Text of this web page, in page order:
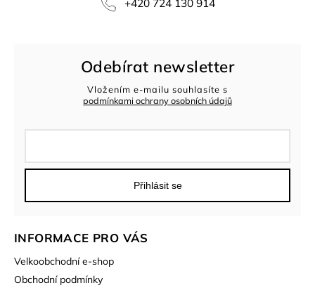
+420 724 130 914
INFORMACE PRO VÁS
Velkoobchodní e-shop
Obchodní podmínky
Odebírat newsletter
Vložením e-mailu souhlasíte s
podmínkami ochrany osobních údajů
Přihlásit se